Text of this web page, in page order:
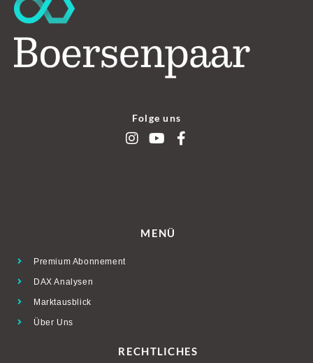
Folge uns
MENÜ
Premium Abonnement
DAX Analysen
Marktausblick
Über Uns
RECHTLICHES